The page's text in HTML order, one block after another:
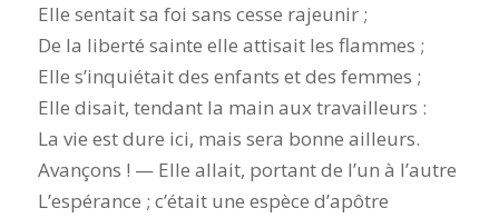
Elle sentait sa foi sans cesse rajeunir ;
De la liberté sainte elle attisait les flammes ;
Elle s’inquiétait des enfants et des femmes ;
Elle disait, tendant la main aux travailleurs :
La vie est dure ici, mais sera bonne ailleurs.
Avançons ! — Elle allait, portant de l’un à l’autre
L’espérance ; c’était une espèce d’apôtre